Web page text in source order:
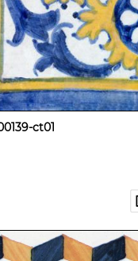
ct01